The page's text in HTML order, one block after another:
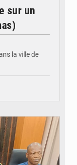
sur un
la ville de